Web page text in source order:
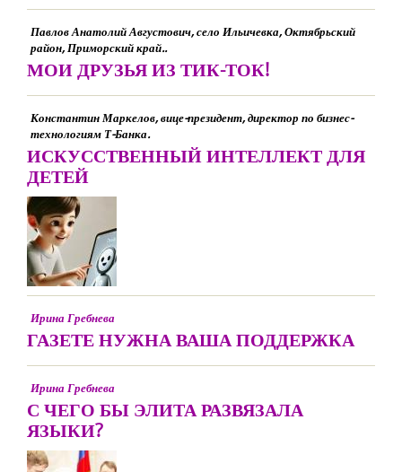
Павлов Анатолий Августович, село Ильичевка, Октябрьский
район, Приморский край..
МОИ ДРУЗЬЯ ИЗ ТИК-ТОК!
Константин Маркелов, вице-президент, директор по бизнес-
технологиям Т-Банка.
ИСКУССТВЕННЫЙ ИНТЕЛЛЕКТ ДЛЯ
ДЕТЕЙ
Ирина Гребнева
ГАЗЕТЕ НУЖНА ВАША ПОДДЕРЖКА
Ирина Гребнева
С ЧЕГО БЫ ЭЛИТА РАЗВЯЗАЛА
ЯЗЫКИ?